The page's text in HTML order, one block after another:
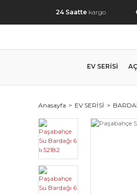
24 Saatte kargo
EV SERİSİ
Anasayfa EV SERİSİ